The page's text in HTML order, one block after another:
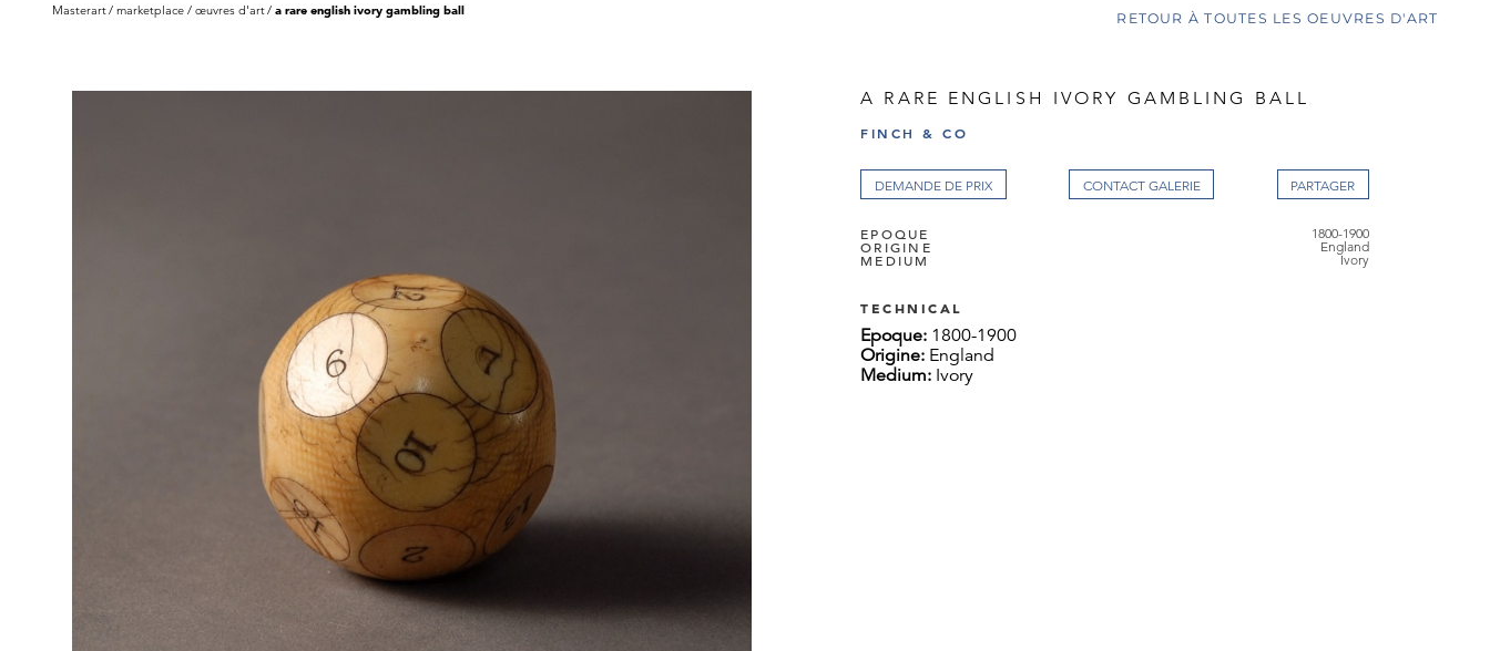
Masterart marketplace œuvres d'art a rare english ivory gambling ball RETOUR À TOUTES LES OEUVRES D'ART
A RARE ENGLISH IVORY GAMBLING BALL
FINCH & CO
DEMANDE DE PRIX CONTACT GALERIE
EPOQUE 1800-1900
ORIGINE England
MEDIUM Ivory
TECHNICAL
Epoque: 1800-1900
Origine: England
Medium: Ivory